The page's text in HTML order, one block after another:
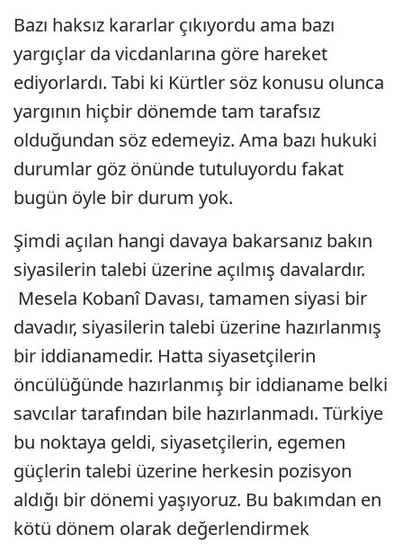
Bazı haksız kararlar çıkıyordu ama bazı
yargıçlar da vicdanlarına göre hareket
ediyorlardı. Tabi ki Kürtler söz konusu olunca
yargının hiçbir dönemde tam tarafsız
olduğundan söz edemeyiz. Ama bazı hukuki
durumlar göz önünde tutuluyordu fakat
bugün öyle bir durum yok.
Şimdi açılan hangi davaya bakarsanız bakın
siyasilerin talebi üzerine açılmış davalardır.
Mesela Kobanî Davası, tamamen siyasi bir
davadır, siyasilerin talebi üzerine hazırlanmış
bir iddianamedir. Hatta siyasetçilerin
öncülüğünde hazırlanmış bir iddianame belki
savcılar tarafından bile hazırlanmadı. Türkiye
bu noktaya geldi, siyasetçilerin, egemen
güçlerin talebi üzerine herkesin pozisyon
aldığı bir dönemi yaşıyoruz. Bu bakımdan en
kötü dönem olarak değerlendirmek